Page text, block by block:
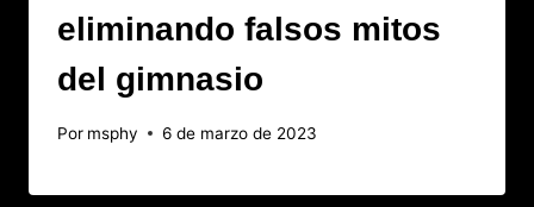
eliminando falsos mitos
del gimnasio
Por msphy 6 de marzo de 2023